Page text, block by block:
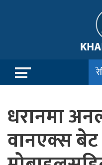
धरानमा
वानएक्स